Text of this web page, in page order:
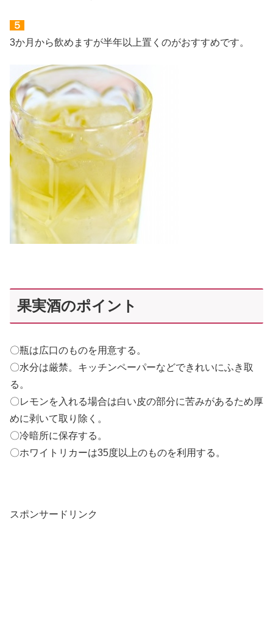
５
3か月から飲めますが半年以上置くのがおすすめです。
果実酒のポイント
〇瓶は広口のものを用意する。
〇水分は厳禁。キッチンペーパーなどできれいにふき取
る。
〇レモンを入れる場合は白い皮の部分に苦みがあるため厚
めに剥いて取り除く。
〇冷暗所に保存する。
〇ホワイトリカーは35度以上のものを利用する。
スポンサードリンク